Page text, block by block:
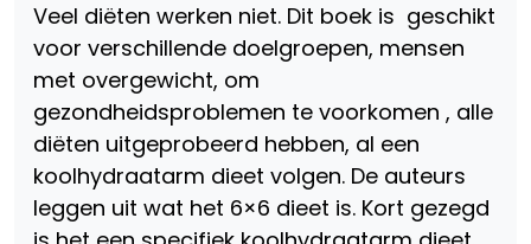
Veel diëten werken niet. Dit boek is geschikt
voor verschillende doelgroepen, mensen
met overgewicht, om
gezondheidsproblemen te voorkomen , alle
diëten uitgeprobeerd hebben, al een
koolhydraatarm dieet volgen. De auteurs
leggen uit wat het 6×6 dieet is. Kort gezegd